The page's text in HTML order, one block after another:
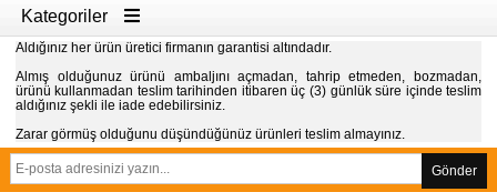
Kategoriler
Aldığınız her ürün üretici firmanın garantisi altındadır.
Almış olduğunuz ürünü ambaljını açmadan, tahrip etmeden, bozmadan,
ürünü kullanmadan teslim tarihinden itibaren üç (3) günlük süre içinde teslim
aldığınız şekli ile iade edebilirsiniz.
Zarar görmüş olduğunu düşündüğünüz ürünleri teslim almayınız.
Gönder